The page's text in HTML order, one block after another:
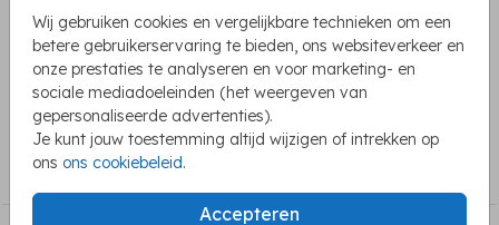
Wij gebruiken cookies en vergelijkbare technieken om een
betere gebruikerservaring te bieden, ons websiteverkeer en
onze prestaties te analyseren en voor marketing- en
sociale mediadoeleinden (het weergeven van
gepersonaliseerde advertenties).
Je kunt jouw toestemming altijd wijzigen of intrekken op
ons ons cookiebeleid.
Accepteren
Vierkant dubbel geboortekaartje in een minimalistische stijl.
De naam staat in het midden in bruin en daaronder een
roestbruin hartje. Dit jongenskaartje kan je zelf helemaal
aanpassen.
COLLECTIE
Minimalistische geboortekaartjes